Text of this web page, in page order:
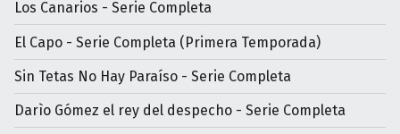
Los Canarios - Serie Completa
El Capo - Serie Completa (Primera Temporada)
Sin Tetas No Hay Paraíso - Serie Completa
Darìo Gómez el rey del despecho - Serie Completa